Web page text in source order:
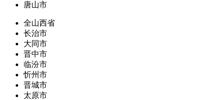
唐山市
全山西省
长治市
大同市
晋中市
临汾市
忻州市
晋城市
太原市